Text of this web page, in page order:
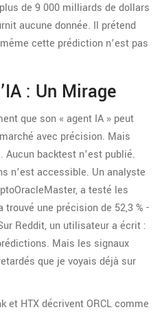
de 9 000 milliards de dollars
aucune donnée. Il prétend
cette prédiction n’est pas
: Un Mirage
que son « agent IA » peut
avec précision. Mais
Aucun backtest n’est publié.
n’est accessible. Un analyste
a testé les
trouvé une précision de 52,3 % -
Reddit, un utilisateur a écrit :
Mais les signaux
que je voyais déjà sur
et HTX décrivent ORCL comme